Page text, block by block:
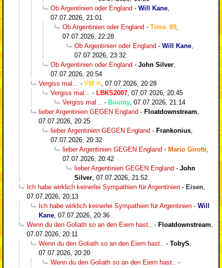
Ob Argentinien oder England - Will Kane,
07.07.2026, 21:01
Ob Argentinien oder England - Timo_89,
07.07.2026, 22:28
Ob Argentinien oder England - Will Kane,
07.07.2026, 23:32
Ob Argentinien oder England - John Silver,
07.07.2026, 20:54
Vergiss mal... - VM , 07.07.2026, 20:28
Vergiss mal... - LBKS2007, 07.07.2026, 20:45
Vergiss mal... - Bounty, 07.07.2026, 21:14
lieber Argentinien GEGEN England - Floatdownstream,
07.07.2026, 20:25
lieber Argentinien GEGEN England - Frankonius,
07.07.2026, 20:32
lieber Argentinien GEGEN England - Mario Girotti,
07.07.2026, 20:42
lieber Argentinien GEGEN England - John
Silver, 07.07.2026, 21:52
Ich habe wirklich keinerlei Sympathien für Argentinien - Eisen,
07.07.2026, 20:13
Ich habe wirklich keinerlei Sympathien für Argentinien - Will
Kane, 07.07.2026, 20:36
Wenn du den Goliath so an den Eiern hast.. - Floatdownstream,
07.07.2026, 20:11
Wenn du den Goliath so an den Eiern hast.. - TobyS,
07.07.2026, 20:20
Wenn du den Goliath so an den Eiern hast.. -